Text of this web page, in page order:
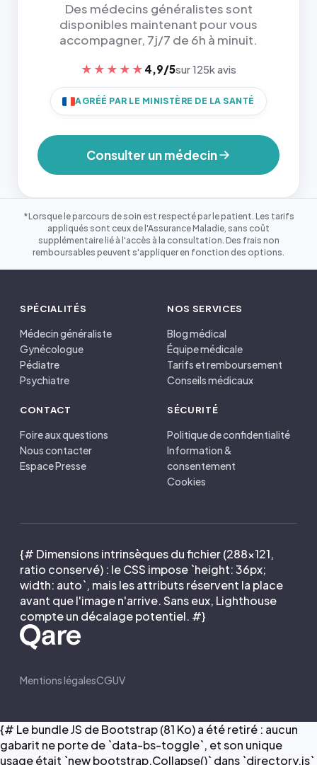
Des médecins généralistes sont
disponibles maintenant pour vous
accompagner, 7j/7 de 6h à minuit.
★★★★★ 4,9/5sur 125k avis
AGRÉÉ PAR LE MINISTÈRE DE LA SANTÉ
Consulter un médecin
*Lorsque le parcours de soin est respecté par le patient. Les tarifs
appliqués sont ceux de l'Assurance Maladie, sans coût
supplémentaire lié à l'accès à la consultation. Des frais non
remboursables peuvent s'appliquer en fonction des options.
SPÉCIALITÉS
Médecin généraliste
Gynécologue
Pédiatre
Psychiatre
NOS SERVICES
Blog médical
Équipe médicale
Tarifs et remboursement
Conseils médicaux
CONTACT
Foire aux questions
Nous contacter
Espace Presse
SÉCURITÉ
Politique de confidentialité
Information &
consentement
Cookies
{# Dimensions intrinsèques du fichier (288×121,
ratio conservé) : le CSS impose `height: 36px;
width: auto`, mais les attributs réservent la place
avant que l'image n'arrive. Sans eux, Lighthouse
compte un décalage potentiel. #}
Mentions légalesCGUV
{# Le bundle JS de Bootstrap (81 Ko) a été retiré : aucun
gabarit ne porte de `data-bs-toggle`, et son unique
usage était `new bootstrap.Collapse()` dans `directory.js`